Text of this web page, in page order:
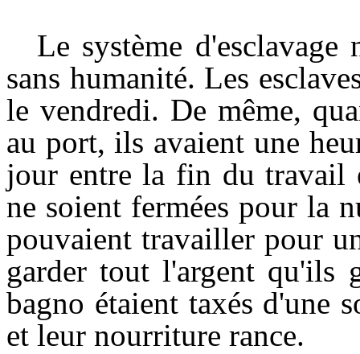
Le système d'esclavage
sans humanité. Les
le vendredi. De même,
au port, ils avaient une
jour entre la fin du travail
ne soient fermées pour la
pouvaient travailler pour
garder tout l'argent qu'ils
bagno étaient taxés d'une
et leur nourriture rance.